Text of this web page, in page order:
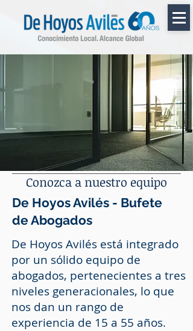
Conozca a nuestro equipo
De Hoyos Avilés - Bufete
de Abogados
De Hoyos Avilés está integrado
por un sólido equipo de
abogados, pertenecientes a tres
niveles generacionales, lo que
nos dan un rango de
experiencia de 15 a 55 años.